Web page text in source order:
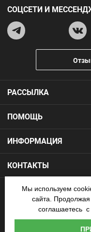
ПОМОЩЬ
ИНФОРМАЦИЯ
КОНТАКТЫ
РАССЫЛКА
СОЦСЕТИ И
Copyright 2026.Все права
— продажа футбольной
Мы используем
сайта. Продолжая
соглашаетесь с